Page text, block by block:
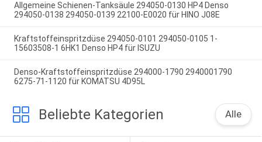
Allgemeine Schienen-Tanksäule 294050-0130 HP4 Denso
294050-0138 294050-0139 22100-E0020 für HINO J08E
Kraftstoffeinspritzdüse 294050-0101 294050-0105 1-
15603508-1 6HK1 Denso HP4 für ISUZU
Denso-Kraftstoffeinspritzdüse 294000-1790 2940001790
6275-71-1120 für KOMATSU 4D95L
Beliebte Kategorien Alle